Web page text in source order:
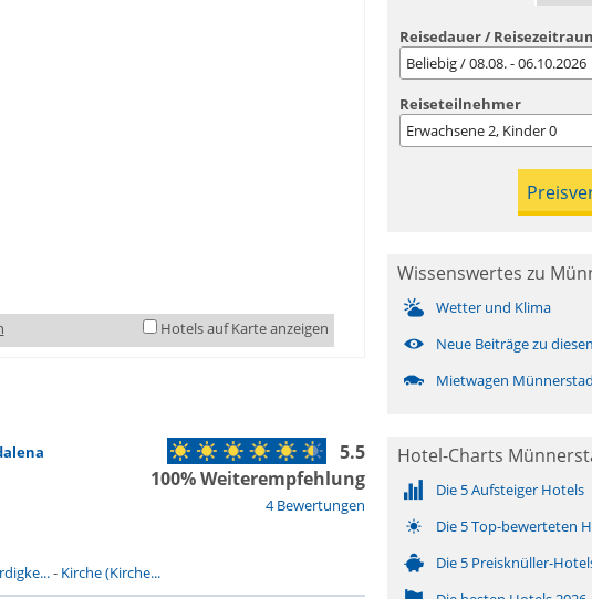
Hotels auf Karte anzeigen
4 Bewertungen
5.5
100% Weiterempfehlung
- Kirche (Kirche...
Reisedauer /
Beliebig / 08.08. - 06.10.2026
Reiseteilnehmer
Erwachsene2, Kinder0
Wissenswertes zu
Wetter und Klima
Neue Beiträge zu
Mietwagen
Hotel-Charts
Die 5 Aufsteiger Hotels
Die 5 Top-bewerteten
Die 5 Preisknüller-